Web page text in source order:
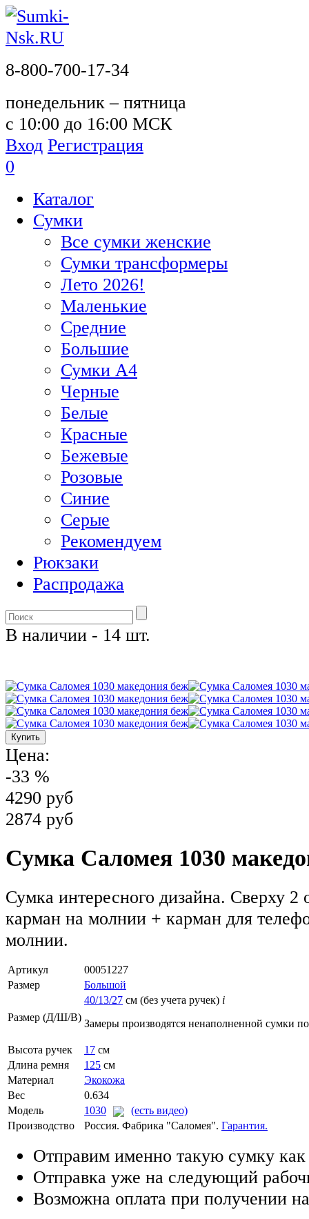
8-800-700-17-34
понедельник – пятница
с 10:00 до 16:00 МСК
Вход Регистрация
0
Каталог
Сумки
Все сумки женские
Сумки трансформеры
Лето 2026!
Маленькие
Средние
Большие
Сумки А4
Черные
Белые
Красные
Бежевые
Розовые
Синие
Серые
Рекомендуем
Рюкзаки
Распродажа
В наличии - 14 шт.
Цена:
-33 %
4290 руб
2874 руб
Сумка Саломея 1030
Сумка интересного дизайна. Сверху 2
карман на молнии + карман для
молнии.
Артикул
00051227
Размер
Большой
Размер (Д/Ш/В)
40/13/27 см (без учета ручек) i
Замеры производятся ненаполненной сумки
Высота ручек 17 см
Длина ремня
125 см
Материал
Экокожа
Вес
0.634
Модель
1030
(есть видео)
Производство
Россия. Фабрика "Саломея". Гарантия.
Отправим именно такую сумку
Отправка уже на следующий
Возможна оплата при получении